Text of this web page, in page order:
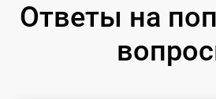
Ответы на